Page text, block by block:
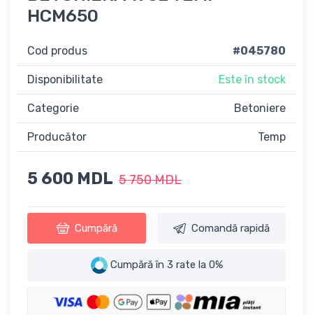
HCM650
Cod produs #045780
Disponibilitate Este în stock
Categorie Betoniere
Producător Temp
5 600 MDL 5 750 MDL
Cumpără Comandă rapidă
Cumpără în 3 rate la 0%